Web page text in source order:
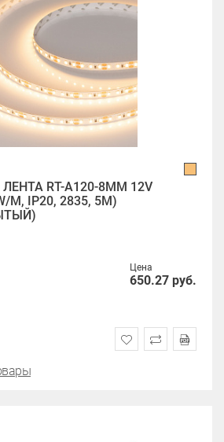
RT-A120-8MM 12V
M, IP20, 2835, 5M)
Цена
650.27 руб.